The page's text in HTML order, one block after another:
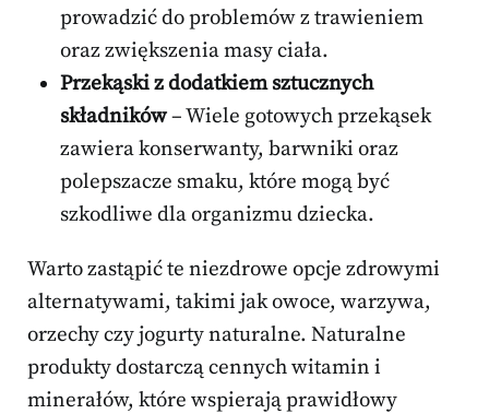
prowadzić do problemów z trawieniem
oraz zwiększenia masy ciała.
Przekąski z dodatkiem sztucznych
składników– Wiele gotowych przekąsek
zawiera konserwanty, barwniki oraz
polepszacze smaku, które mogą być
szkodliwe dla organizmu dziecka.
Warto zastąpić te niezdrowe opcje zdrowymi
alternatywami, takimi jak owoce, warzywa,
orzechy czy jogurty naturalne. Naturalne
produkty dostarczą cennych witamin i
minerałów, które wspierają prawidłowy